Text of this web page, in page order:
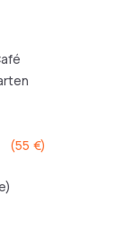
(55 €)